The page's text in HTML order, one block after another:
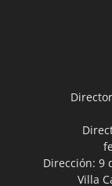
Dirección: 9
Villa